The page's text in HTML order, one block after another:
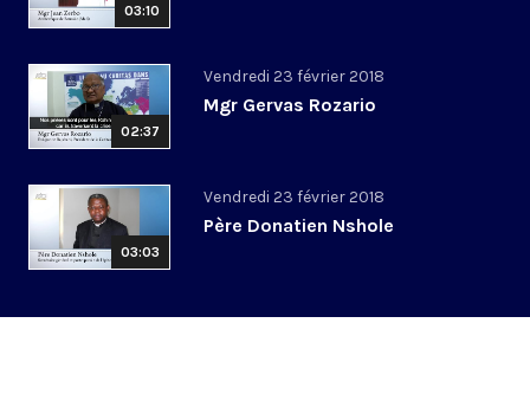
03:10
02:37
Vendredi 23 février 2018
Mgr Gervas Rozario
03:03
Vendredi 23 février 2018
Père Donatien Nshole